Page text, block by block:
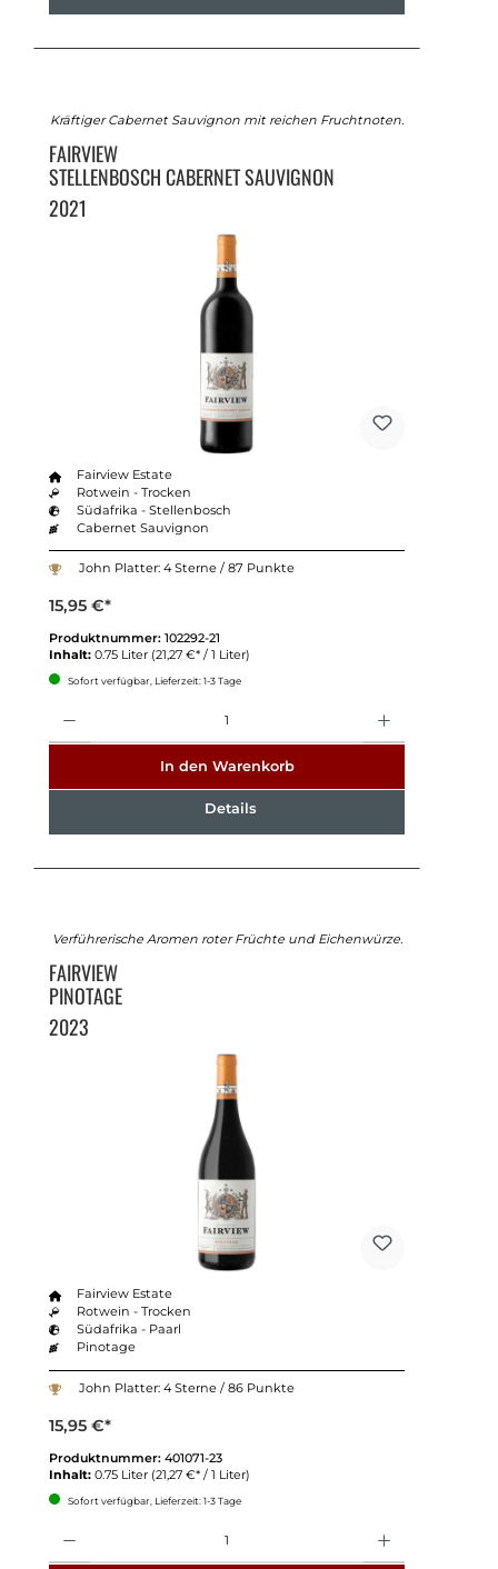
Kräftiger Cabernet Sauvignon mit reichen Fruchtnoten.
FAIRVIEW
STELLENBOSCH CABERNET SAUVIGNON
2021
Fairview Estate
Rotwein - Trocken
Südafrika - Stellenbosch
Cabernet Sauvignon
John Platter: 4 Sterne / 87 Punkte
15,95 €*
Produktnummer: 102292-21
Inhalt: 0.75 Liter (21,27 €* / 1 Liter)
Sofort verfügbar, Lieferzeit: 1-3 Tage
In den Warenkorb
Details
Verführerische Aromen roter Früchte und Eichenwürze.
FAIRVIEW
PINOTAGE
2023
Fairview Estate
Rotwein - Trocken
Südafrika - Paarl
Pinotage
John Platter: 4 Sterne / 86 Punkte
15,95 €*
Produktnummer: 401071-23
Inhalt: 0.75 Liter (21,27 €* / 1 Liter)
Sofort verfügbar, Lieferzeit: 1-3 Tage